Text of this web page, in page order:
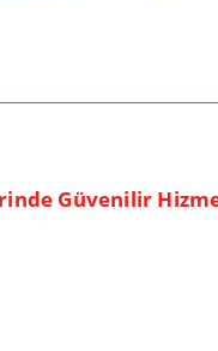
Güvenilir